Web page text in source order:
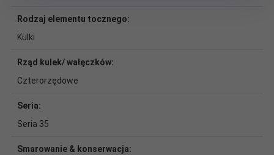
Rodzaj elementu tocznego:
Kulki
Rząd kulek/ wałęczków:
Czterorzędowe
Seria:
Seria 35
Smarowanie & konserwacja: